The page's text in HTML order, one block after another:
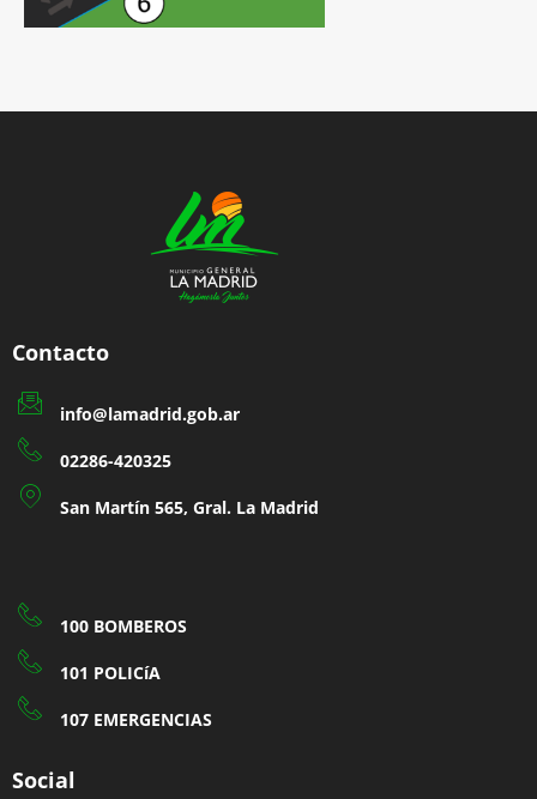
Contacto
info@lamadrid.gob.ar
02286-420325
San Martín 565, Gral. La Madrid
100 BOMBEROS
101 POLICíA
107 EMERGENCIAS
Social